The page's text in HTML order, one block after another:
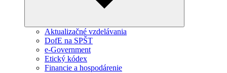
Aktualizačné vzdelávania
DofE na SPŠT
e-Government
Etický kódex
Financie a hospodárenie